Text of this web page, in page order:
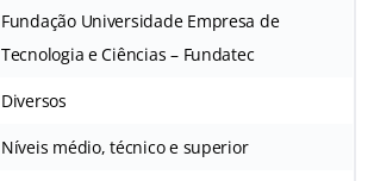
Fundação Universidade Empresa de
Tecnologia e Ciências – Fundatec
Diversos
Níveis médio, técnico e superior